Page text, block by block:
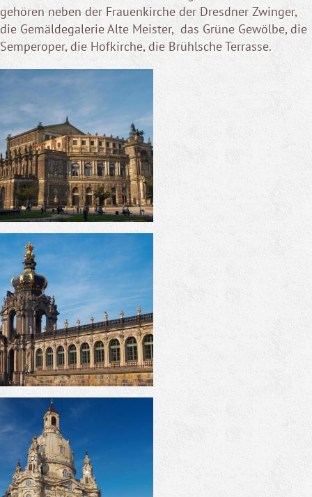
gehören neben der Frauenkirche der Dresdner Zwinger,
die Gemäldegalerie Alte Meister, das Grüne Gewölbe, die
Semperoper, die Hofkirche, die Brühlsche Terrasse.